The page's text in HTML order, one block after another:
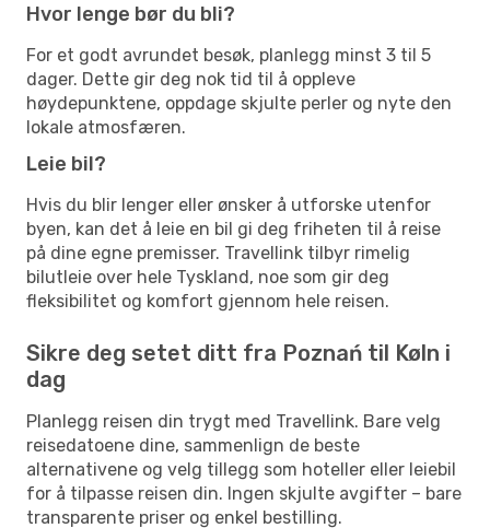
Hvor lenge bør du bli?
For et godt avrundet besøk, planlegg minst 3 til 5
dager. Dette gir deg nok tid til å oppleve
høydepunktene, oppdage skjulte perler og nyte den
lokale atmosfæren.
Leie bil?
Hvis du blir lenger eller ønsker å utforske utenfor
byen, kan det å leie en bil gi deg friheten til å reise
på dine egne premisser. Travellink tilbyr rimelig
bilutleie over hele Tyskland, noe som gir deg
fleksibilitet og komfort gjennom hele reisen.
Sikre deg setet ditt fra Poznań til Køln i
dag
Planlegg reisen din trygt med Travellink. Bare velg
reisedatoene dine, sammenlign de beste
alternativene og velg tillegg som hoteller eller leiebil
for å tilpasse reisen din. Ingen skjulte avgifter – bare
transparente priser og enkel bestilling.